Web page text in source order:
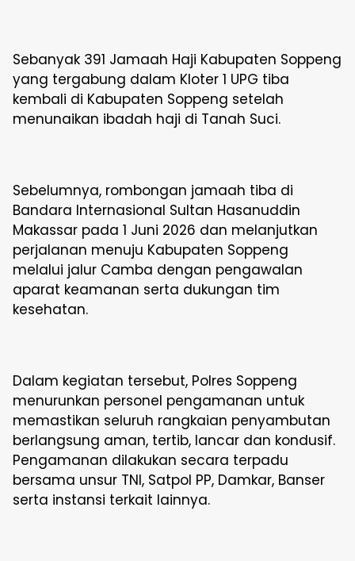
Sebanyak 391 Jamaah Haji Kabupaten Soppeng
yang tergabung dalam Kloter 1 UPG tiba
kembali di Kabupaten Soppeng setelah
menunaikan ibadah haji di Tanah Suci.
Sebelumnya, rombongan jamaah tiba di
Bandara Internasional Sultan Hasanuddin
Makassar pada 1 Juni 2026 dan melanjutkan
perjalanan menuju Kabupaten Soppeng
melalui jalur Camba dengan pengawalan
aparat keamanan serta dukungan tim
kesehatan.
Dalam kegiatan tersebut, Polres Soppeng
menurunkan personel pengamanan untuk
memastikan seluruh rangkaian penyambutan
berlangsung aman, tertib, lancar dan kondusif.
Pengamanan dilakukan secara terpadu
bersama unsur TNI, Satpol PP, Damkar, Banser
serta instansi terkait lainnya.